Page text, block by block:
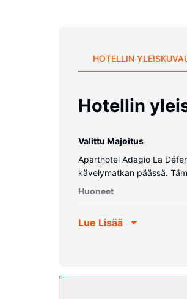
HOTELLIN
Hotellin
Valittu Majoitus
Aparthotel Adagio La
kävelymatkan päässä.
Huoneet
löytyy suihku ja
Ravintola
Maksullinen mukaan
Lue Lisää